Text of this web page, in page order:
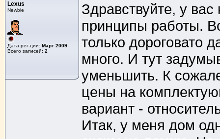
Lexus
Newbie
Дата рег-ции: Март 2009
Всего записей: 2
Здравствуйте, у
принципы работы.
только дороговато
много. И тут
уменьшить. К
цены на
вариант -
Итак, у меня дом